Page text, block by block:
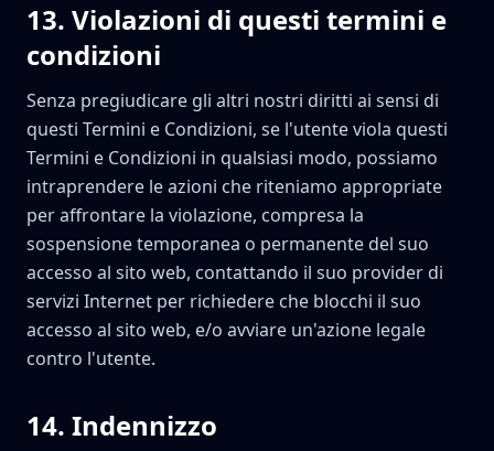
13. Violazioni di questi termini e
condizioni
Senza pregiudicare gli altri nostri diritti ai sensi di
questi Termini e Condizioni, se l'utente viola questi
Termini e Condizioni in qualsiasi modo, possiamo
intraprendere le azioni che riteniamo appropriate
per affrontare la violazione, compresa la
sospensione temporanea o permanente del suo
accesso al sito web, contattando il suo provider di
servizi Internet per richiedere che blocchi il suo
accesso al sito web, e/o avviare un'azione legale
contro l'utente.
14. Indennizzo